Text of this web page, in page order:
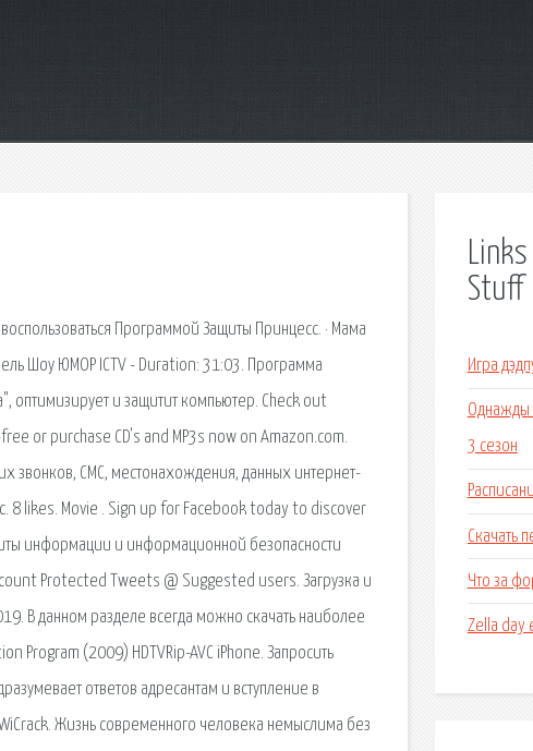
Программой Защиты Принцесс. · Мама
Шоу ЮМОР ICTV - Duration: 31:03. Программа
оптимизирует и защитит компьютер. Check out
or purchase CD's and MP3s now on Amazon.com.
звонков, СМС, местонахождения, данных интернет-
8 likes. Movie . Sign up for Facebook today to discover
информации и информационной безопасности
Protected Tweets @ Suggested users. Загрузка и
В данном разделе всегда можно скачать наиболее
Program (2009) HDTVRip-AVC iPhone. Запросить
ответов адресантам и вступление в
Жизнь современного человека немыслима без
Stuff
Игра
Однажды
3 сезон
Скачать
Что за
Zella day